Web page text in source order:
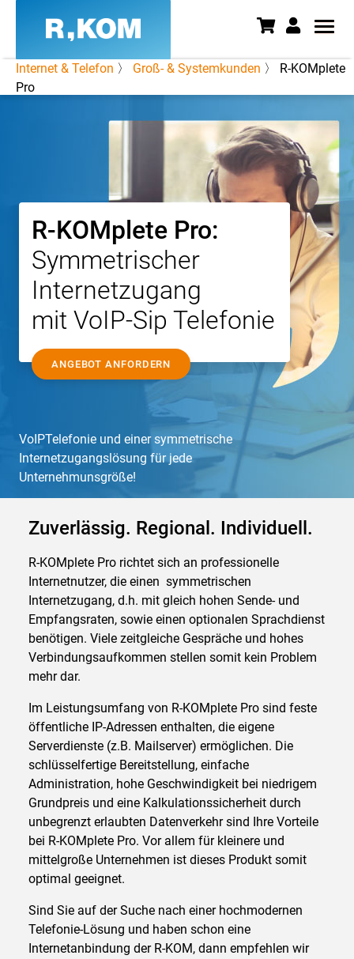
Internet & Telefon 〉 Groß- & Systemkunden 〉 R-KOMplete
Pro
R-KOMplete Pro:
Symmetrischer
Internetzugang
mit VoIP-Sip Telefonie
ANGEBOT ANFORDERN
VoIPTelefonie und einer symmetrische
Internetzugangslösung für jede
Unternehmunsgröße!
Zuverlässig. Regional. Individuell.
R-KOMplete Pro richtet sich an professionelle
Internetnutzer, die einen symmetrischen
Internetzugang, d.h. mit gleich hohen Sende- und
Empfangsraten, sowie einen optionalen Sprachdienst
benötigen. Viele zeitgleiche Gespräche und hohes
Verbindungsaufkommen stellen somit kein Problem
mehr dar.
Im Leistungsumfang von R-KOMplete Pro sind feste
öffentliche IP-Adressen enthalten, die eigene
Serverdienste (z.B. Mailserver) ermöglichen. Die
schlüsselfertige Bereitstellung, einfache
Administration, hohe Geschwindigkeit bei niedrigem
Grundpreis und eine Kalkulationssicherheit durch
unbegrenzt erlaubten Datenverkehr sind Ihre Vorteile
bei R-KOMplete Pro. Vor allem für kleinere und
mittelgroße Unternehmen ist dieses Produkt somit
optimal geeignet.
Sind Sie auf der Suche nach einer hochmodernen
Telefonie-Lösung und haben schon eine
Internetanbindung der R-KOM, dann empfehlen wir